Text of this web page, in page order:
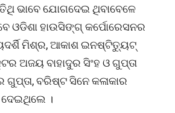
ଭାବେ ଯୋଗଦେଇ ଥିବାବେଳେ
ଓଡିଶା ହାଉସିଙ୍ଗ୍ କର୍ପୋରେସନର
ମିଶ୍ର, ଆକାଶ ଇନଷ୍ଟିତ୍ୟୁଟ୍
ଅଜୟ ବାହାଦୁର ସିଂହ ଓ ଗୁପ୍ତା
ଗୁପ୍ତା, ବରିଷ୍ଟ ସିନେ କଳାକାର
।